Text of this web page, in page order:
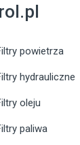
powietrza
hydrauliczne
oleju
paliwa